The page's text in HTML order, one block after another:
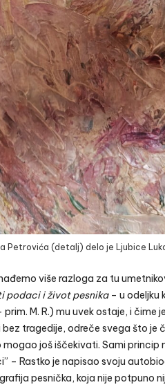
Petrovića (detalj) delo je Ljubice
više razloga za tu
podaci i život pesnika– u odeljku
M. R.) mu uvek ostaje, i
tragedije, odreče svega što
još iščekivati. Sami princip
– Rastko je napisao svoju
pesnička, koja nije potpuno